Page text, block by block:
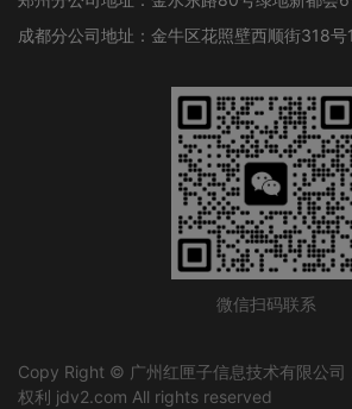
成都分公司地址：金牛区花照壁西顺街318
微信扫码联系
Copy Right © 广州红匣子信息技术有限公
权利 jdv2.com All rights reserved